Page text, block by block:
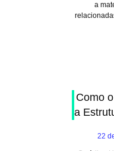
a
Como
a
22